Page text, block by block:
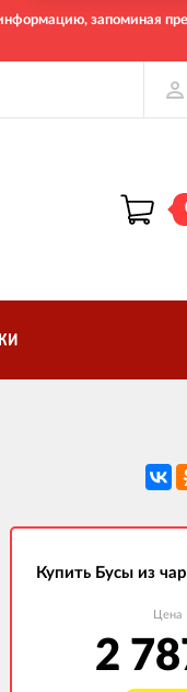
запоминая
Купить Бусы из
Цена
2